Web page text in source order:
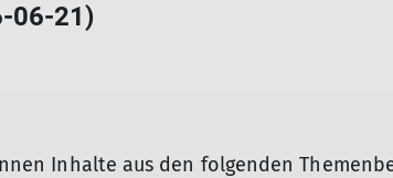
06-21)
Inhalte aus den folgenden